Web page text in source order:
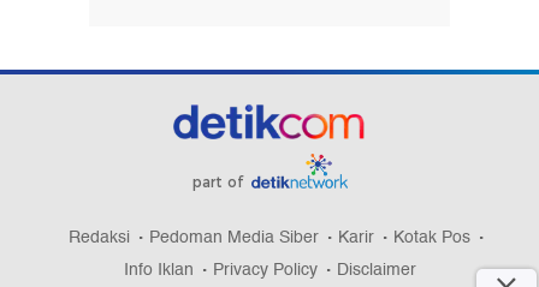
part of
Redaksi Pedoman Media Siber Karir
Kotak Pos
Info Iklan
Privacy Policy Disclaimer